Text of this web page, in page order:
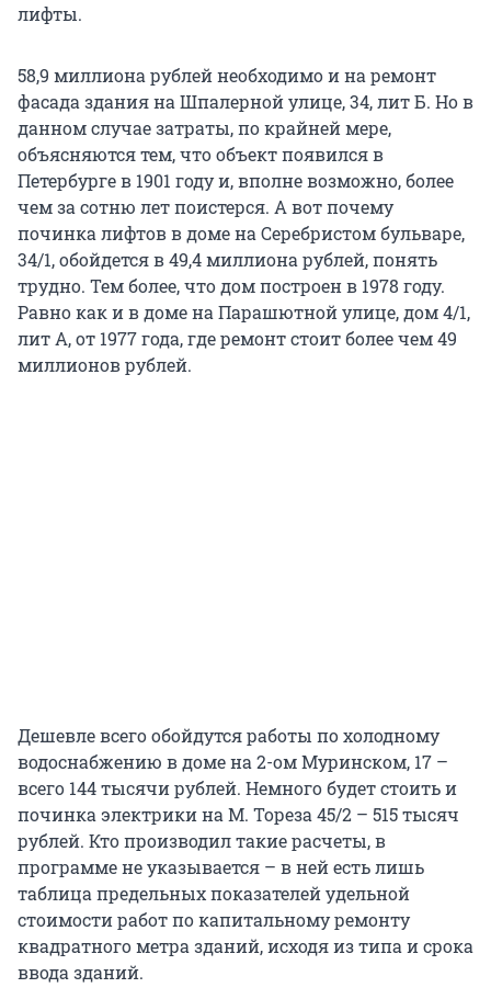
лифты.
58,9 миллиона рублей необходимо и на ремонт
фасада здания на Шпалерной улице, 34, лит Б. Но в
данном случае затраты, по крайней мере,
объясняются тем, что объект появился в
Петербурге в 1901 году и, вполне возможно, более
чем за сотню лет поистерся. А вот почему
починка лифтов в доме на Серебристом бульваре,
34/1, обойдется в 49,4 миллиона рублей, понять
трудно. Тем более, что дом построен в 1978 году.
Равно как и в доме на Парашютной улице, дом 4/1,
лит А, от 1977 года, где ремонт стоит более чем 49
миллионов рублей.
Дешевле всего обойдутся работы по холодному
водоснабжению в доме на 2-ом Муринском, 17 –
всего 144 тысячи рублей. Немного будет стоить и
починка электрики на М. Тореза 45/2 – 515 тысяч
рублей. Кто производил такие расчеты, в
программе не указывается – в ней есть лишь
таблица предельных показателей удельной
стоимости работ по капитальному ремонту
квадратного метра зданий, исходя из типа и срока
ввода зданий.